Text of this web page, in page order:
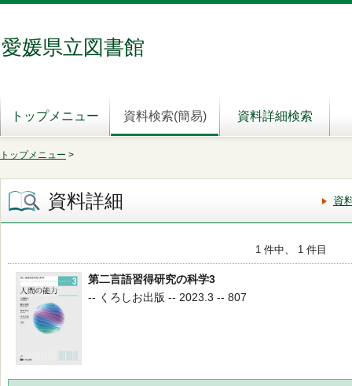
愛媛県立図書館
トップメニュー 資料検索(簡易) 資料詳細検索
トップメニュー >
資料詳細 資
1 件中、 1 件目
第二言語習得研究の科学3
-- くろしお出版 -- 2023.3 -- 807